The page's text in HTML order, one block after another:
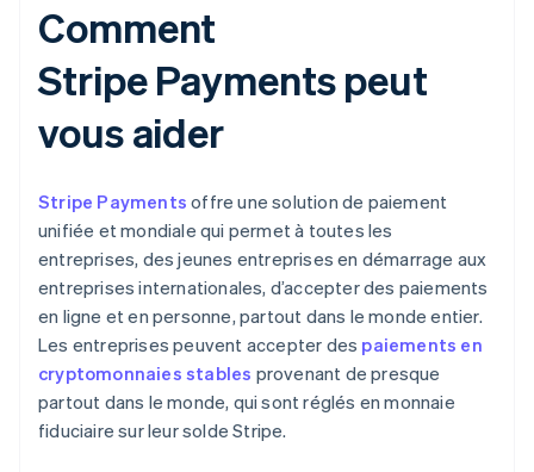
Comment
Stripe Payments peut
vous aider
Stripe Payments offre une solution de paiement
unifiée et mondiale qui permet à toutes les
entreprises, des jeunes entreprises en démarrage aux
entreprises internationales, d’accepter des paiements
en ligne et en personne, partout dans le monde entier.
Les entreprises peuvent accepter des paiements en
cryptomonnaies stables provenant de presque
partout dans le monde, qui sont réglés en monnaie
fiduciaire sur leur solde Stripe.